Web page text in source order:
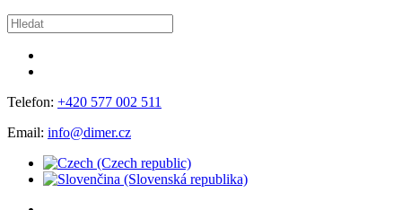
Telefon: +420 577 002 511
Email: info@dimer.cz